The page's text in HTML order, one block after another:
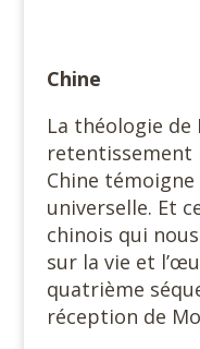
Chine
La théologie
retentissement
Chine
universelle. Et
chinois qui
sur la vie et
quatrième
réception de